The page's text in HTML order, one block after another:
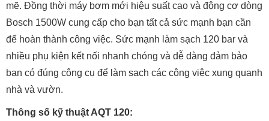
mẽ. Đồng thời máy bơm mới hiệu suất cao và động cơ dòng
Bosch 1500W cung cấp cho bạn tất cả sức mạnh bạn cần
để hoàn thành công việc. Sức mạnh làm sạch 120 bar và
nhiều phụ kiện kết nối nhanh chóng và dễ dàng đảm bảo
bạn có đúng công cụ để làm sạch các công việc xung quanh
nhà và vườn.
Thông số kỹ thuật AQT 120: